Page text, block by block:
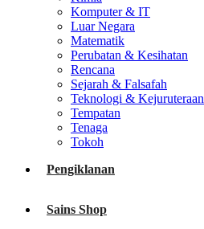
Komputer & IT
Luar Negara
Matematik
Perubatan & Kesihatan
Rencana
Sejarah & Falsafah
Teknologi & Kejuruteraan
Tempatan
Tenaga
Tokoh
Pengiklanan
Sains Shop